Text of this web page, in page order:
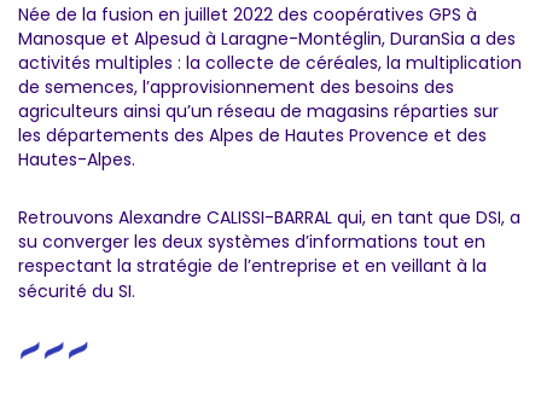
Née de la fusion en juillet 2022 des coopératives GPS à
Manosque et Alpesud à Laragne-Montéglin, DuranSia a des
activités multiples : la collecte de céréales, la multiplication
de semences, l’approvisionnement des besoins des
agriculteurs ainsi qu’un réseau de magasins réparties sur
les départements des Alpes de Hautes Provence et des
Hautes-Alpes.
Retrouvons Alexandre CALISSI-BARRAL qui, en tant que DSI, a
su converger les deux systèmes d’informations tout en
respectant la stratégie de l’entreprise et en veillant à la
sécurité du SI.